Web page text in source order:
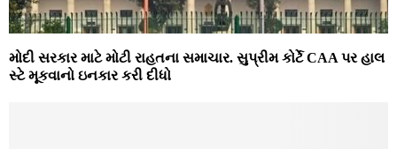
મોદી સરકાર માટે મોટી રાહતના સમાચાર. સુપ્રીમ કોર્ટે CAA પર હાલ
સ્ટે મૂકવાનો ઇનકાર કરી દીધો